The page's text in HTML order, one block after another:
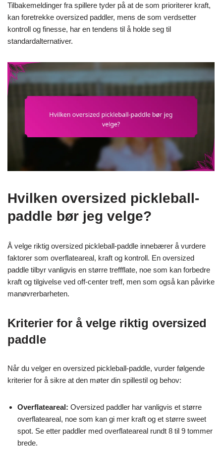
Tilbakemeldinger fra spillere tyder på at de som prioriterer kraft,
kan foretrekke oversized paddler, mens de som verdsetter
kontroll og finesse, har en tendens til å holde seg til
standardalternativer.
Hvilken oversized pickleball-
paddle bør jeg velge?
Å velge riktig oversized pickleball-paddle innebærer å vurdere
faktorer som overflateareal, kraft og kontroll. En oversized
paddle tilbyr vanligvis en større treffflate, noe som kan forbedre
kraft og tilgivelse ved off-center treff, men som også kan påvirke
manøvrerbarheten.
Kriterier for å velge riktig oversized
paddle
Når du velger en oversized pickleball-paddle, vurder følgende
kriterier for å sikre at den møter din spillestil og behov:
Overflateareal: Oversized paddler har vanligvis et større
overflateareal, noe som kan gi mer kraft og et større sweet
spot. Se etter paddler med overflateareal rundt 8 til 9 tommer
brede.